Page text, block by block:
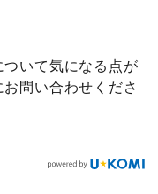
いて気になる点が
問い合わせくださ